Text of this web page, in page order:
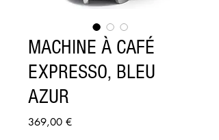
MACHINE À CAFÉ
EXPRESSO, BLEU
AZUR
369,00 €Prix